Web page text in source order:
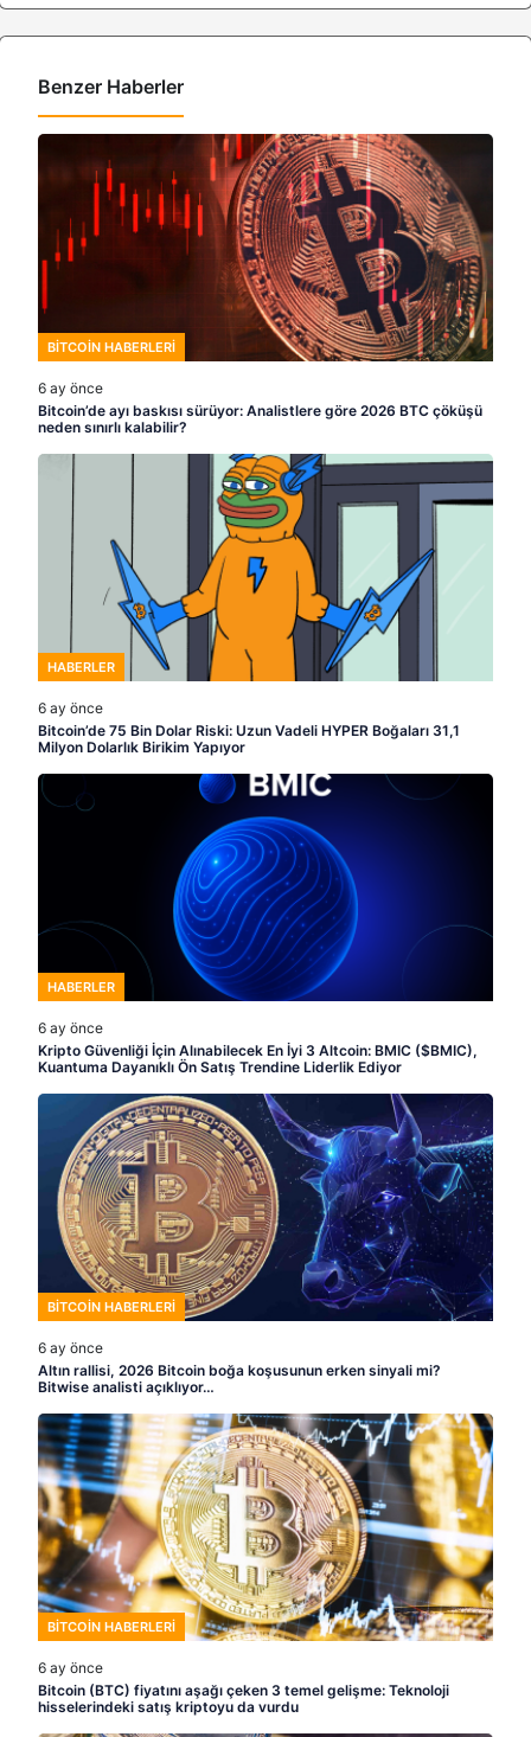
Benzer Haberler
BITCOIN HABERLERI
6 ay önce
Bitcoin’de ayı baskısı sürüyor: Analistlere göre 2026 BTC çöküşü
neden sınırlı kalabilir?
HABERLER
6 ay önce
Bitcoin’de 75 Bin Dolar Riski: Uzun Vadeli HYPER Boğaları 31,1
Milyon Dolarlık Birikim Yapıyor
HABERLER
6 ay önce
Kripto Güvenliği İçin Alınabilecek En İyi 3 Altcoin: BMIC ($BMIC),
Kuantuma Dayanıklı Ön Satış Trendine Liderlik Ediyor
BITCOIN HABERLERI
6 ay önce
Altın rallisi, 2026 Bitcoin boğa koşusunun erken sinyali mi?
Bitwise analisti açıklıyor…
BITCOIN HABERLERI
6 ay önce
Bitcoin (BTC) fiyatını aşağı çeken 3 temel gelişme: Teknoloji
hisselerindeki satış kriptoyu da vurdu